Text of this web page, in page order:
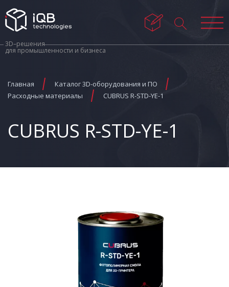
3D–решения
для промышленности и бизнеса
Главная
Каталог 3D-оборудования и ПО
Расходные материалы
CUBRUS R-STD-YE-1
CUBRUS R-STD-YE-1